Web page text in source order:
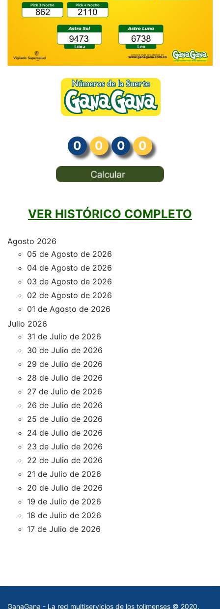
0 0 0 0
VER HISTÓRICO COMPLETO
Agosto 2026
05 de Agosto de 2026
04 de Agosto de 2026
03 de Agosto de 2026
02 de Agosto de 2026
01 de Agosto de 2026
Julio 2026
31 de Julio de 2026
30 de Julio de 2026
29 de Julio de 2026
28 de Julio de 2026
27 de Julio de 2026
26 de Julio de 2026
25 de Julio de 2026
24 de Julio de 2026
23 de Julio de 2026
22 de Julio de 2026
21 de Julio de 2026
20 de Julio de 2026
19 de Julio de 2026
18 de Julio de 2026
17 de Julio de 2026
GanaGana - La red multiservicios de los tolimenses © 2020.